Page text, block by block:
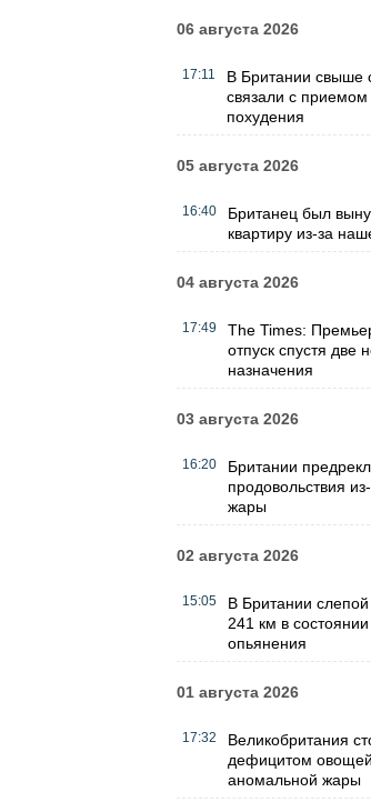
06 августа 2026
17:11
В Британии свыше
связали с
похудения
05 августа 2026
16:40
Британец был
квартиру из-за
04 августа 2026
17:49
The Times:
отпуск спустя две
назначения
03 августа 2026
16:20
Британии
продовольствия
жары
02 августа 2026
15:05
В Британии
241 км в состоянии
опьянения
01 августа 2026
17:32
Великобритания
дефицитом овощей
аномальной жары